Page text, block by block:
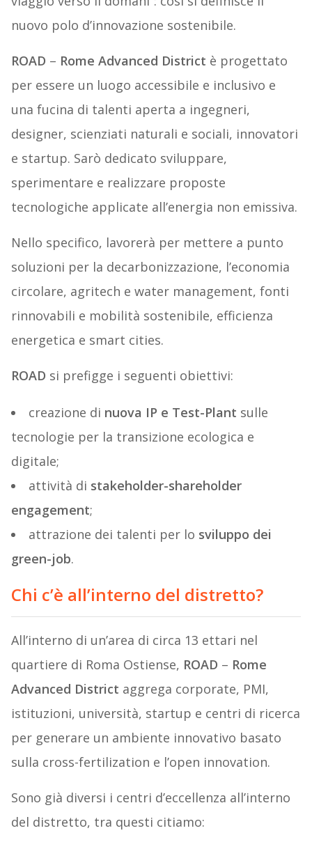
nuovo polo d’innovazione sostenibile.
ROAD – Rome Advanced District è progettato
per essere un luogo accessibile e inclusivo e
una fucina di talenti aperta a ingegneri,
designer, scienziati naturali e sociali, innovatori
e startup. Sarò dedicato sviluppare,
sperimentare e realizzare proposte
tecnologiche applicate all’energia non emissiva.
Nello specifico, lavorerà per mettere a punto
soluzioni per la decarbonizzazione, l’economia
circolare, agritech e water management, fonti
rinnovabili e mobilità sostenibile, efficienza
energetica e smart cities.
ROAD si prefigge i seguenti obiettivi:
creazione di nuova IP e Test-Plant sulle
tecnologie per la transizione ecologica e
digitale;
attività di stakeholder-shareholder
engagement;
attrazione dei talenti per lo sviluppo dei
green-job.
Chi c’è all’interno del distretto?
All’interno di un’area di circa 13 ettari nel
quartiere di Roma Ostiense, ROAD – Rome
Advanced District aggrega corporate, PMI,
istituzioni, università, startup e centri di ricerca
per generare un ambiente innovativo basato
sulla cross-fertilization e l’open innovation.
Sono già diversi i centri d’eccellenza all’interno
del distretto, tra questi citiamo: